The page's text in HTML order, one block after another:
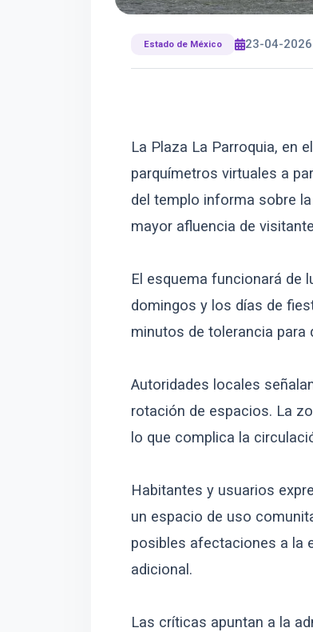
Estado de México 23-04-
La Plaza La Parroquia, en
parquímetros virtuales a
del templo informa sobre
mayor afluencia de
El esquema funcionará de
domingos y los días de
minutos de tolerancia
Autoridades locales
rotación de espacios. La
lo que complica la
Habitantes y usuarios
un espacio de uso
posibles afectaciones a la
adicional.
Las críticas apuntan a la